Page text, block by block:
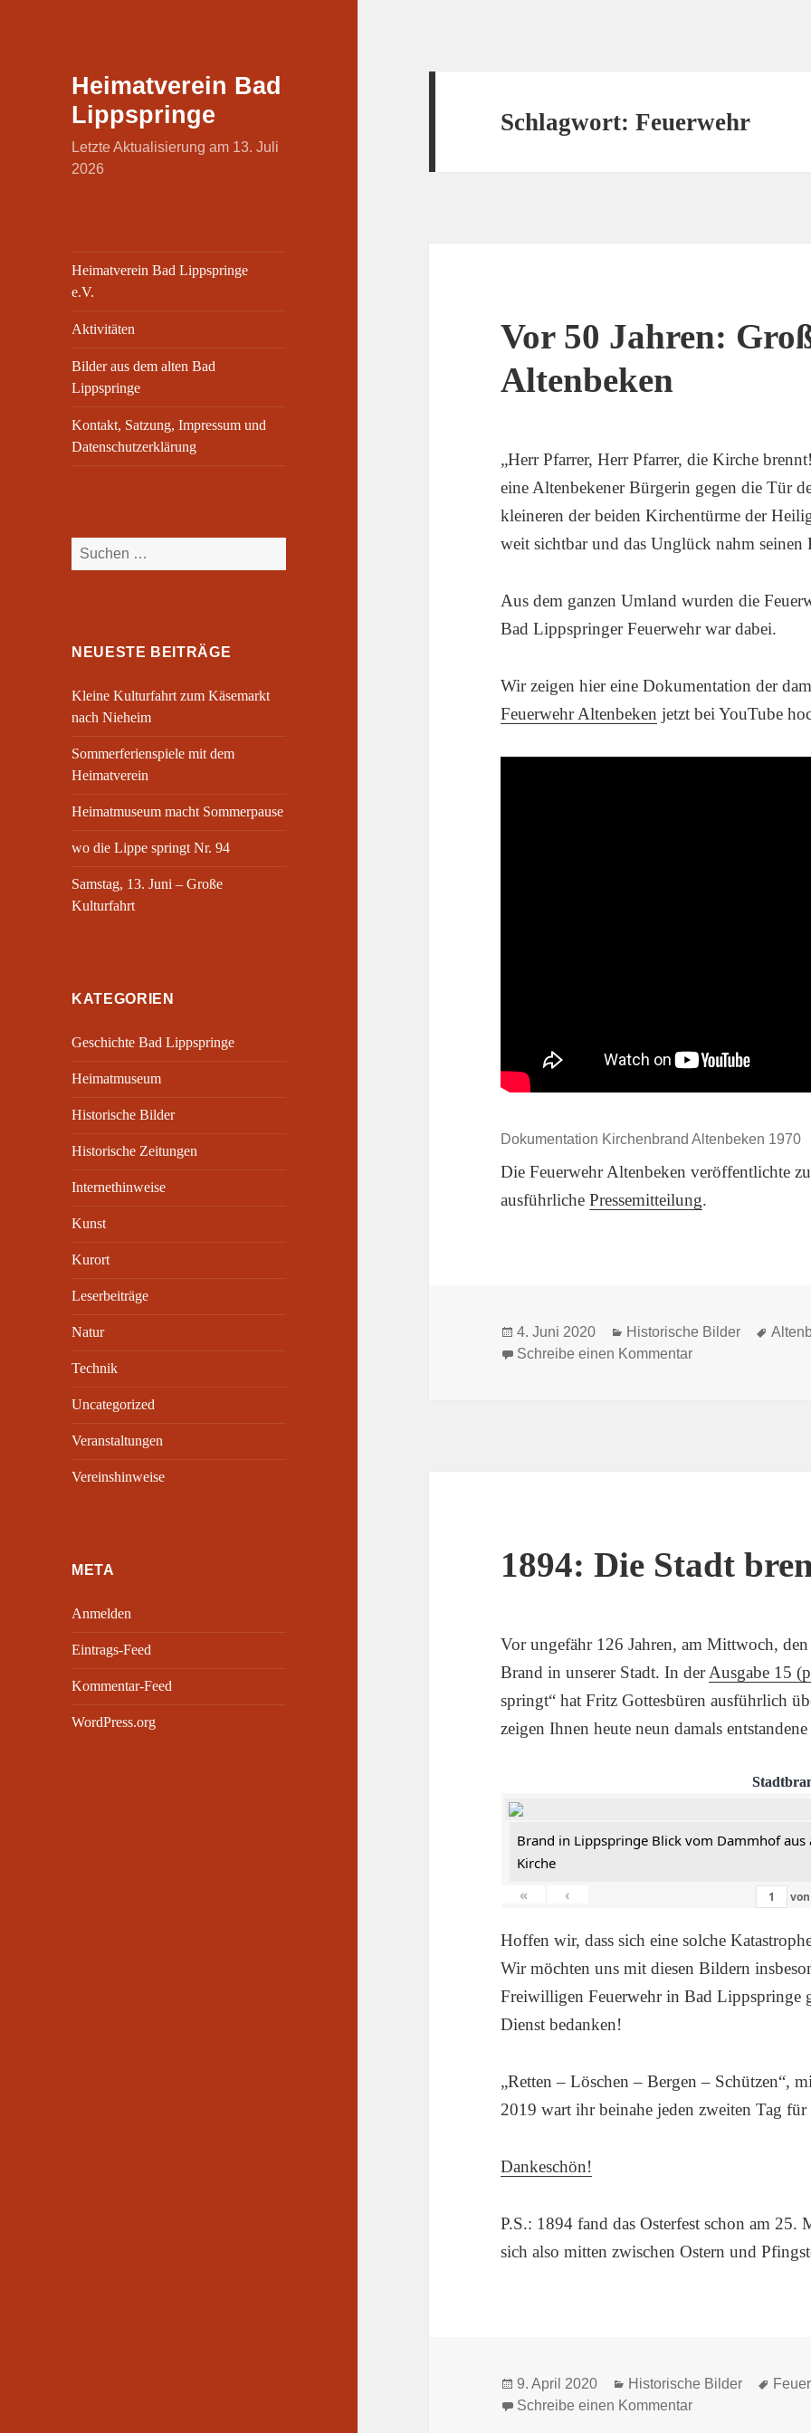
Heimatverein Bad
Lippspringe
Letzte Aktualisierung am 13. Juli
2026
Heimatverein Bad Lippspringe
e.V.
Aktivitäten
Bilder aus dem alten Bad
Lippspringe
Kontakt, Satzung, Impressum und
Datenschutzerklärung
Suchen
nach:
NEUESTE BEITRÄGE
Kleine Kulturfahrt zum Käsemarkt
nach Nieheim
Sommerferienspiele mit dem
Heimatverein
Heimatmuseum macht Sommerpause
wo die Lippe springt Nr. 94
Samstag, 13. Juni – Große
Kulturfahrt
KATEGORIEN
Geschichte Bad Lippspringe
Heimatmuseum
Historische Bilder
Historische Zeitungen
Internethinweise
Kunst
Kurort
Leserbeiträge
Natur
Technik
Uncategorized
Veranstaltungen
Vereinshinweise
META
Anmelden
Eintrags-Feed
Kommentar-Feed
WordPress.org
Schlagwort:Feuerwehr
Vor 50 Jahren:
Altenbeken
„Herr Pfarrer, Herr Pfarrer, die Kirche
eine Altenbekener Bürgerin gegen die Tür
kleineren der beiden Kirchentürme der
weit sichtbar und das Unglück nahm
Aus dem ganzen Umland wurden die
Bad Lippspringer Feuerwehr war dabei.
Wir zeigen hier eine Dokumentation der
Feuerwehr Altenbeken jetzt bei YouTube
Dokumentation Kirchenbrand Altenbeken 1970
Die Feuerwehr Altenbeken veröffentlichte
ausführlichePressemitteilung.
Veröffentlicht
am
4. Juni 2020 Kategorien
Historische Bilder
Schreibe einen Kommentarzu Vor 50 Jahren:
1894: Die Stadt
Vor ungefähr 126 Jahren, am Mittwoch,
Brand in unserer Stadt. In derAusgabe 15
springt“ hat Fritz Gottesbüren ausführlich
zeigen Ihnen heute neun damals
Brand in Lippspringe Blick vom Dammhof
Kirche
«
‹ von
Hoffen wir, dass sich eine solche
Wir möchten uns mit diesen Bildern
Freiwilligen Feuerwehr in Bad Lippspringe
Dienst bedanken!
„Retten – Löschen – Bergen – Schützen“,
2019 wart ihr beinahe jeden zweiten Tag für
Dankeschön!
P.S.: 1894 fand das Osterfest schon am 25.
sich also mitten zwischen Ostern und
Veröffentlicht
am
9. April 2020 Kategorien
Historische Bilder Feuer
Schreibe einen Kommentarzu 1894: Die Stadt